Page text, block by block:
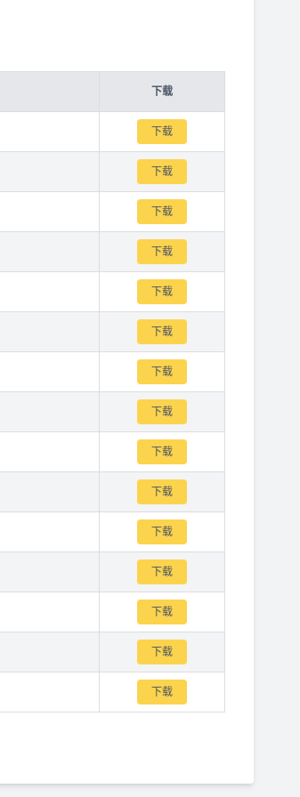
下载
下载
下载
下载
下载
下载
下载
下载
下载
下载
下载
下载
下载
下载
下载
下载